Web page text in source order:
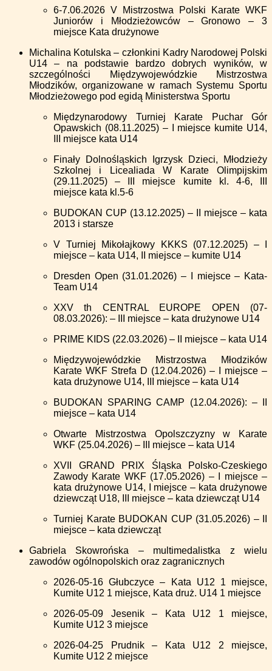
6-7.06.2026 V Mistrzostwa Polski Karate WKF
Juniorów i Młodzieżowców – Gronowo – 3
miejsce Kata drużynowe
Michalina Kotulska – członkini Kadry Narodowej Polski
U14 – na podstawie bardzo dobrych wyników, w
szczególności Międzywojewódzkie Mistrzostwa
Młodzików, organizowane w ramach Systemu Sportu
Młodzieżowego pod egidą Ministerstwa Sportu
Międzynarodowy Turniej Karate Puchar Gór
Opawskich (08.11.2025) – I miejsce kumite U14,
III miejsce kata U14
Finały Dolnośląskich Igrzysk Dzieci, Młodzieży
Szkolnej i Licealiada W Karate Olimpijskim
(29.11.2025) – III miejsce kumite kl. 4-6, III
miejsce kata kl.5-6
BUDOKAN CUP (13.12.2025) – II miejsce – kata
2013 i starsze
V Turniej Mikołajkowy KKKS (07.12.2025) – I
miejsce – kata U14, II miejsce – kumite U14
Dresden Open (31.01.2026) – I miejsce – Kata-
Team U14
XXV th CENTRAL EUROPE OPEN (07-
08.03.2026): – III miejsce – kata drużynowe U14
PRIME KIDS (22.03.2026) – II miejsce – kata U14
Międzywojewódzkie Mistrzostwa Młodzików
Karate WKF Strefa D (12.04.2026) – I miejsce –
kata drużynowe U14, III miejsce – kata U14
BUDOKAN SPARING CAMP (12.04.2026): – II
miejsce – kata U14
Otwarte Mistrzostwa Opolszczyzny w Karate
WKF (25.04.2026) – III miejsce – kata U14
XVII GRAND PRIX Śląska Polsko-Czeskiego
Zawody Karate WKF (17.05.2026) – I miejsce –
kata drużynowe U14, I miejsce – kata drużynowe
dziewcząt U18, III miejsce – kata dziewcząt U14
Turniej Karate BUDOKAN CUP (31.05.2026) – II
miejsce – kata dziewcząt
Gabriela Skowrońska – multimedalistka z wielu
zawodów ogólnopolskich oraz zagranicznych
2026-05-16 Głubczyce – Kata U12 1 miejsce,
Kumite U12 1 miejsce, Kata druż. U14 1 miejsce
2026-05-09 Jesenik – Kata U12 1 miejsce,
Kumite U12 3 miejsce
2026-04-25 Prudnik – Kata U12 2 miejsce,
Kumite U12 2 miejsce